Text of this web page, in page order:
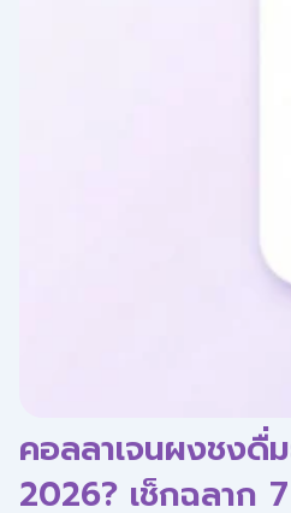
คอลลาเจนผงชงดื่
2026? เช็กฉลาก